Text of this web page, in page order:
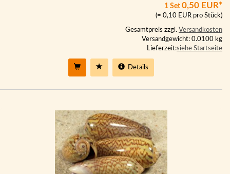
1 Set 0,50 EUR*
(= 0,10 EUR pro Stück)
Gesamtpreis zzgl. Versandkosten
Versandgewicht: 0.0100 kg
Lieferzeit:siehe Startseite
Details